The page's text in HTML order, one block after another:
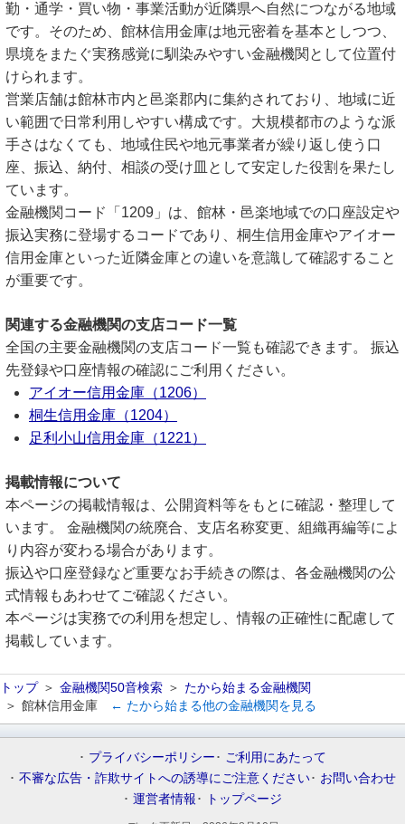
勤・通学・買い物・事業活動が近隣県へ自然につながる地域
です。そのため、館林信用金庫は地元密着を基本としつつ、
県境をまたぐ実務感覚に馴染みやすい金融機関として位置付
けられます。
営業店舗は館林市内と邑楽郡内に集約されており、地域に近
い範囲で日常利用しやすい構成です。大規模都市のような派
手さはなくても、地域住民や地元事業者が繰り返し使う口
座、振込、納付、相談の受け皿として安定した役割を果たし
ています。
金融機関コード「1209」は、館林・邑楽地域での口座設定や
振込実務に登場するコードであり、桐生信用金庫やアイオー
信用金庫といった近隣金庫との違いを意識して確認すること
が重要です。
関連する金融機関の支店コード一覧
全国の主要金融機関の支店コード一覧も確認できます。 振込
先登録や口座情報の確認にご利用ください。
アイオー信用金庫（1206）
桐生信用金庫（1204）
足利小山信用金庫（1221）
掲載情報について
本ページの掲載情報は、公開資料等をもとに確認・整理して
います。 金融機関の統廃合、支店名称変更、組織再編等によ
り内容が変わる場合があります。
振込や口座登録など重要なお手続きの際は、各金融機関の公
式情報もあわせてご確認ください。
本ページは実務での利用を想定し、情報の正確性に配慮して
掲載しています。
トップ 金融機関50音検索
たから始まる金融機関
館林信用金庫
← たから始まる他の金融機関を見る
プライバシーポリシー
ご利用にあたって
不審な広告・詐欺サイトへの誘導にご注意ください
お問い合わせ
運営者情報
トップページ